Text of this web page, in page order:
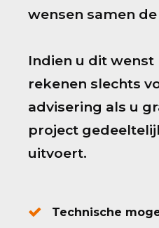
wensen samen
Indien u dit
rekenen slechts
advisering als u
project
uitvoert.
Technische